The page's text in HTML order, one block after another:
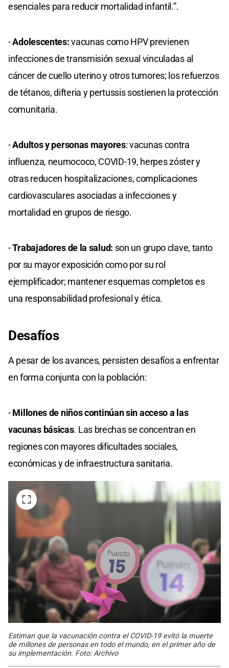
esenciales para reducir mortalidad infantil.”.
-Adolescentes:vacunas como HPV previenen
infecciones de transmisión sexual vinculadas al
cáncer de cuello uterino y otros tumores; los refuerzos
de tétanos, difteria y pertussis sostienen la protección
comunitaria.
-Adultos y personas mayores: vacunas contra
influenza, neumococo, COVID-19, herpes zóster y
otras reducen hospitalizaciones, complicaciones
cardiovasculares asociadas a infecciones y
mortalidad en grupos de riesgo.
-Trabajadores de la salud: son un grupo clave, tanto
por su mayor exposición como por su rol
ejemplificador; mantener esquemas completos es
una responsabilidad profesional y ética.
Desafíos
A pesar de los avances, persisten desafíos a enfrentar
en forma conjunta con la población:
-Millones de niños continúan sin acceso a las
vacunas básicas. Las brechas se concentran en
regiones con mayores dificultades sociales,
económicas y de infraestructura sanitaria.
Estiman que la vacunación contra el COVID-19 evitó la muerte
de millones de personas en todo el mundo, en el primer año de
su implementación. Foto: Archivo